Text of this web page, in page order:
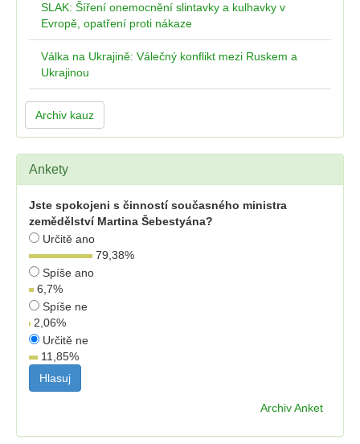
SLAK: Šíření onemocnění slintavky a kulhavky v
Evropě, opatření proti nákaze
Válka na Ukrajině: Válečný konflikt mezi Ruskem a
Ukrajinou
Archiv kauz
Ankety
Jste spokojeni s činností současného ministra
zemědělství Martina Šebestyána?
Určitě ano
79,38%
Spíše ano
6,7%
Spíše ne
2,06%
Určitě ne
11,85%
Archiv Anket